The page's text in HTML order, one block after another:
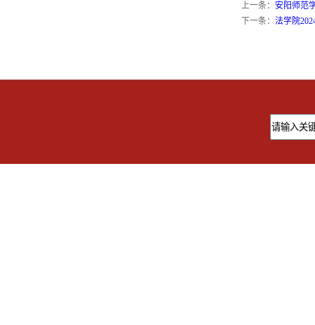
上一条： 安阳师范
下一条： 法学院